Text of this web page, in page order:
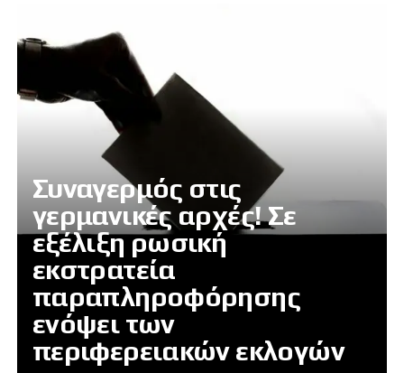
Συναγερμός στις
γερμανικές αρχές! Σε
εξέλιξη ρωσική
εκστρατεία
παραπληροφόρησης
ενόψει των
περιφερειακών εκλογών